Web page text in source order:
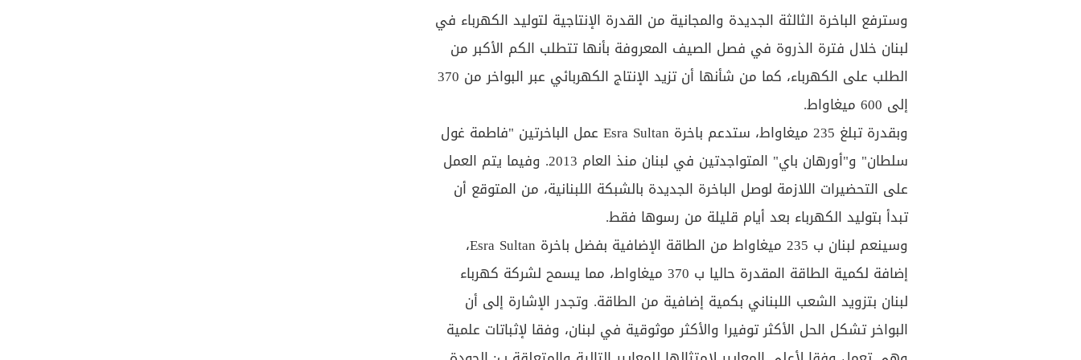
وسترفع الباخرة الثالثة الجديدة والمجانية من القدرة الإنتاجية لتوليد الكهرباء في
لبنان خلال فترة الذروة في فصل الصيف المعروفة بأنها تتطلب الكم الأكبر من
الطلب على الكهرباء، كما من شأنها أن تزيد الإنتاج الكهربائي عبر البواخر من 370
إلى 600 ميغاواط.
وبقدرة تبلغ 235 ميغاواط، ستدعم باخرة Esra Sultan عمل الباخرتين "فاطمة غول
سلطان" و"أورهان باي" المتواجدتين في لبنان منذ العام 2013. وفيما يتم العمل
على التحضيرات اللازمة لوصل الباخرة الجديدة بالشبكة اللبنانية، من المتوقع أن
تبدأ بتوليد الكهرباء بعد أيام قليلة من رسوها فقط.
وسينعم لبنان ب 235 ميغاواط من الطاقة الإضافية بفضل باخرة Esra Sultan،
إضافة لكمية الطاقة المقدرة حاليا ب 370 ميغاواط، مما يسمح لشركة كهرباء
لبنان بتزويد الشعب اللبناني بكمية إضافية من الطاقة. وتجدر الإشارة إلى أن
البواخر تشكل الحل الأكثر توفيرا والأكثر موثوقية في لبنان، وفقا لإثباتات علمية